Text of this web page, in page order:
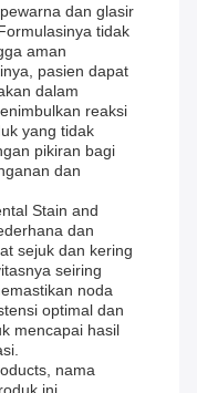
dan glasir
tidak
aman
pasien dapat
dalam
reaksi
yang tidak
pikiran bagi
dan
Stain and
dan
sejuk dan kering
seiring
noda
optimal dan
mencapai hasil
nama